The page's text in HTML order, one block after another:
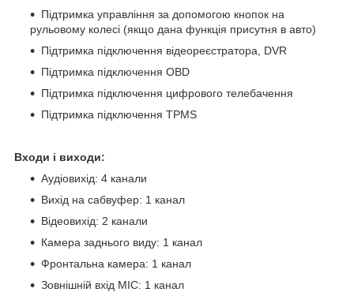
Підтримка управління за допомогою кнопок на
рульовому колесі (якщо дана функція присутня в авто)
Підтримка підключення відеореєстратора, DVR
Підтримка підключення OBD
Підтримка підключення цифрового телебачення
Підтримка підключення TPMS
Входи і виходи:
Аудіовихід: 4 канали
Вихід на сабвуфер: 1 канал
Відеовихід: 2 канали
Камера заднього виду: 1 канал
Фронтальна камера: 1 канал
Зовнішній вхід MIC: 1 канал